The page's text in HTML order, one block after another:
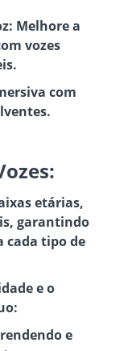
Melhore a
vozes
com
etárias,
garantindo
cada tipo de
e o
e